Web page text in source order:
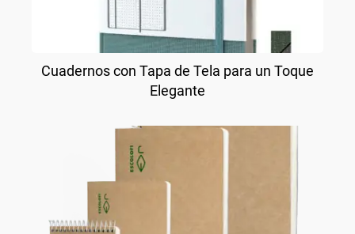
Cuadernos con Tapa de Tela para un Toque
Elegante